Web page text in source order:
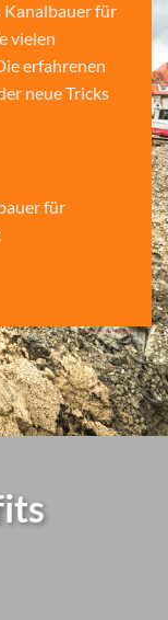
Kanalbauer für
vielen
erfahrenen
neue Tricks
für